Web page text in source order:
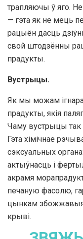
трапляючы ў яго.
— гэта як не мець
рацыён дасць
свой штодзённы
прадукты.
Вустрыцы.
Як мы можам
прадукты, якія
Чаму вустрыцы
Гэта хімічнае
сэксуальных
актыўнасць і
акрамя
печаную фасолю,
цынкам
крыві.